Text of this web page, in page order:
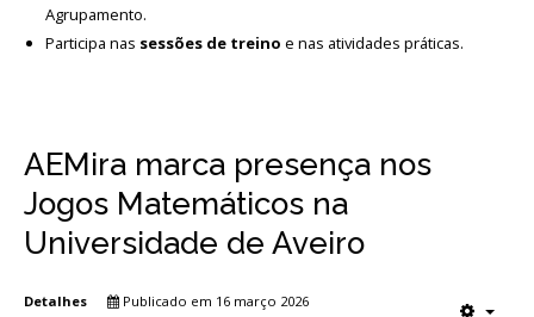
Agrupamento.
Participa nas sessões de treino e nas atividades práticas.
AEMira marca presença nos
Jogos Matemáticos na
Universidade de Aveiro
Detalhes Publicado em 16 março 2026